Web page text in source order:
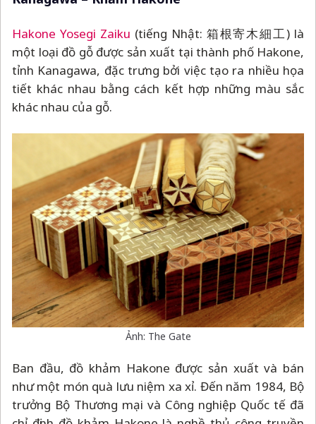
khác nhau của gỗ.
Ảnh: The Gate
Ban đầu, đồ khảm Hakone được sản xuất và bán
như một món quà lưu niệm xa xỉ. Đến năm 1984, Bộ
trưởng Bộ Thương mại và Công nghiệp Quốc tế đã
chỉ định đồ khảm Hakone là nghề thủ công truyền
thống của Nhật Bản.
Saitama Búp bê Iwatsuki
Búp bê Iwatsuki (tiếng Nhật: 岩槻人形) là búp bê